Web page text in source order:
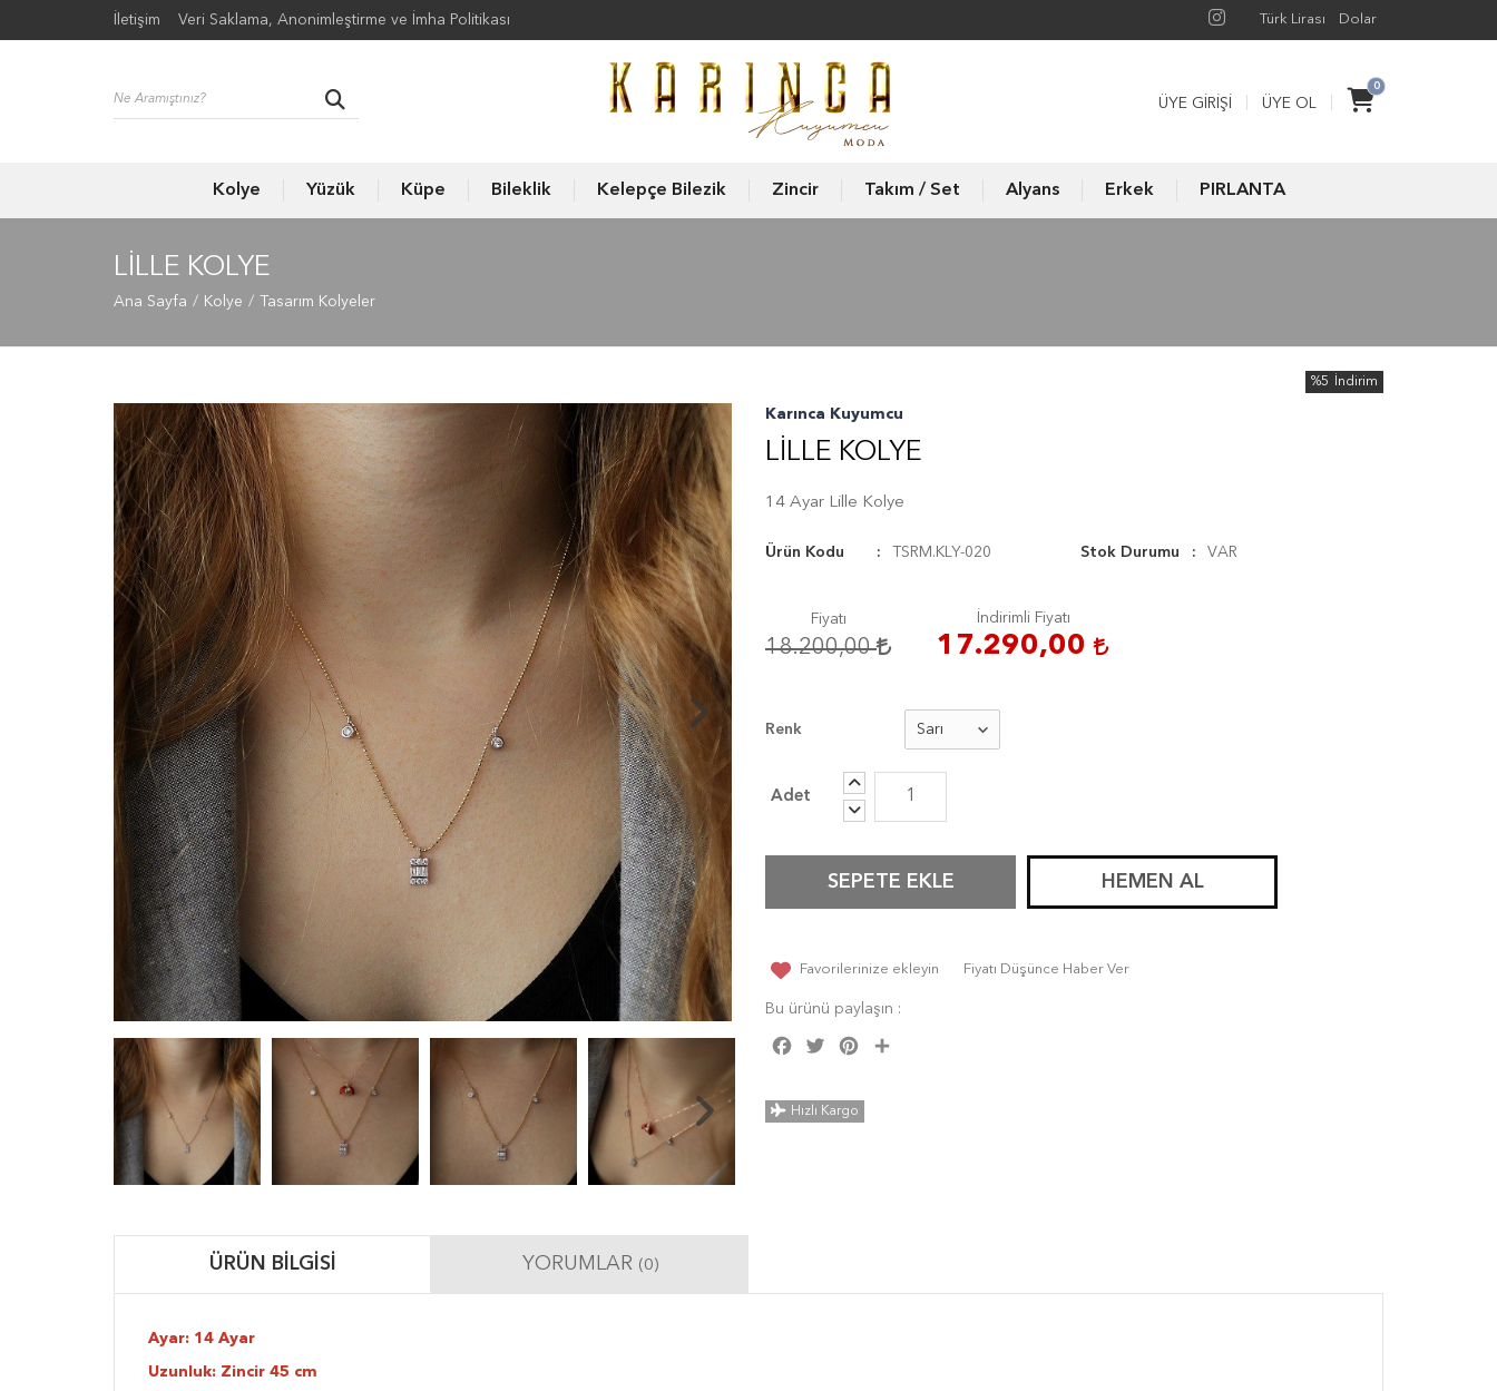
İletişim Veri Saklama, Anonimleştirme ve İmha Politikası Türk Lirası Dolar
0
ÜYE GIRIŞI ÜYE OL
Kolye Yüzük Küpe Bileklik Kelepçe Bilezik Zincir Takım / Set Alyans Erkek PIRLANTA
LILLE KOLYE
Ana Sayfa Kolye Tasarım Kolyeler
Karınca Kuyumcu
LILLE KOLYE
14 Ayar Lille Kolye
Ürün Kodu TSRM.KLY-020 Stok Durumu VAR
Fiyatı
18.200,00
İndirimli Fiyatı
17.290,00
%5 İndirim
Renk
SEPETE EKLE HEMEN AL
Favorilerinize ekleyin Fiyatı Düşünce Haber Ver
Bu ürünü paylaşın :
Facebook
Twitter Pinterest
Hızlı Kargo
ÜRÜN BILGISI YORUMLAR (0)
Ayar: 14 Ayar
Uzunluk: Zincir 45 cm